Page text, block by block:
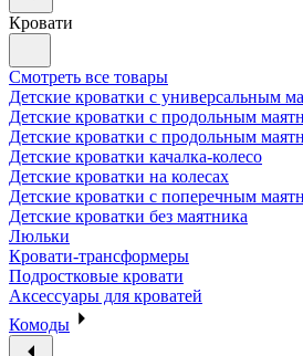
Кровати
Смотреть все товары
Детские кроватки с универсальным
Детские кроватки с продольным
Детские кроватки с продольным
Детские кроватки качалка-колесо
Детские кроватки на колесах
Детские кроватки с поперечным
Детские кроватки без маятника
Люльки
Кровати-трансформеры
Подростковые кровати
Аксессуары для кроватей
Комоды